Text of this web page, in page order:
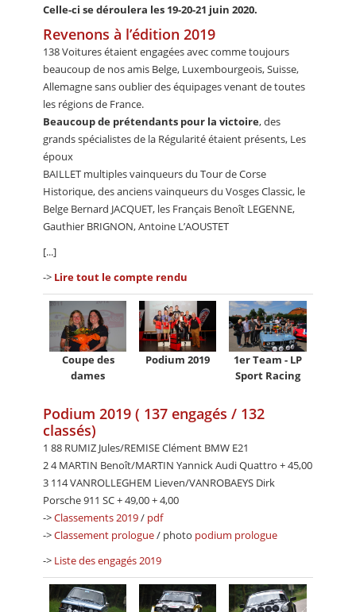
Celle-ci se déroulera les 19-20-21 juin 2020.
Revenons à l’édition 2019
138 Voitures étaient engagées avec comme toujours
beaucoup de nos amis Belge, Luxembourgeois, Suisse,
Allemagne sans oublier des équipages venant de toutes
les régions de France.
Beaucoup de prétendants pour la victoire, des
grands spécialistes de la Régularité étaient présents, Les
époux
BAILLET multiples vainqueurs du Tour de Corse
Historique, des anciens vainqueurs du Vosges Classic, le
Belge Bernard JACQUET, les Français Benoît LEGENNE,
Gauthier BRIGNON, Antoine L’AOUSTET
[...]
-> Lire tout le compte rendu
Coupe des
dames
Podium 2019
1er Team - LP
Sport Racing
Podium 2019 ( 137 engagés / 132
classés)
1 88 RUMIZ Jules/REMISE Clément BMW E21
2 4 MARTIN Benoît/MARTIN Yannick Audi Quattro + 45,00
3 114 VANROLLEGHEM Lieven/VANROBAEYS Dirk
Porsche 911 SC + 49,00 + 4,00
->Classements 2019/ pdf
->Classement prologue/ photo podium prologue
-> Liste des engagés 2019